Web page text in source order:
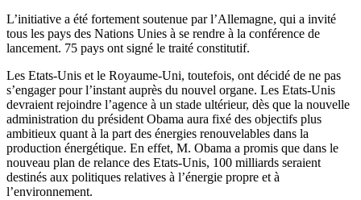
L’initiative a été fortement soutenue par l’Allemagne, qui a invité
tous les pays des Nations Unies à se rendre à la conférence de
lancement. 75 pays ont signé le traité constitutif.
Les Etats-Unis et le Royaume-Uni, toutefois, ont décidé de ne pas
s’engager pour l’instant auprès du nouvel organe. Les Etats-Unis
devraient rejoindre l’agence à un stade ultérieur, dès que la nouvelle
administration du président Obama aura fixé des objectifs plus
ambitieux quant à la part des énergies renouvelables dans la
production énergétique. En effet, M. Obama a promis que dans le
nouveau plan de relance des Etats-Unis, 100 milliards seraient
destinés aux politiques relatives à l’énergie propre et à
l’environnement.